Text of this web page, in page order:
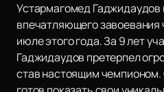
Устармагомед Гаджидаудов
впечатляющего завоевания
июле этого года. За 9 лет
Гаджидаудов претерпел
став настоящим